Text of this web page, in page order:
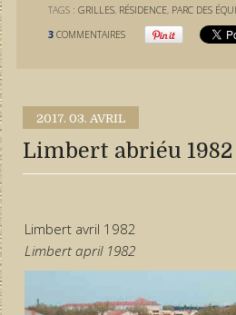
TAGS :GRILLES, RÉSIDENCE, PARC DES
3 COMMENTAIRES
2017. 03. AVRIL
Limbert abriéu 1982
Limbert avril 1982
Limbert april 1982